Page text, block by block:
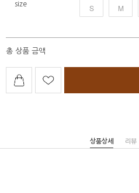
size S M
총 상품 금액
상품상세 리뷰